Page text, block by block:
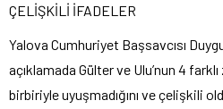
ÇELİŞKİLİ İFADELER
Yalova Cumhuriyet Başsavcısı
açıklamada Gülter ve Ulu’nun 4
birbiriyle uyuşmadığını ve çelişkili